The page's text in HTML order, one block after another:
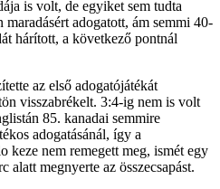
is volt, de egyiket sem tudta
adogatott, ám semmi 40-
hárított, a következő pontnál
az első adogatójátékát
visszabrékelt. 3:4-ig nem is volt
85. kanadai semmire
adogatásánál, így a
keze nem remegett meg, ismét egy
alatt megnyerte az összecsapást.